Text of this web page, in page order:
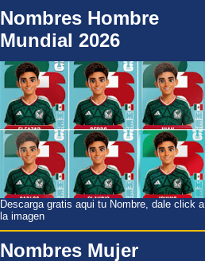
Nombres Hombre
Mundial 2026
Descarga gratis aqui tu Nombre, dale click a
la imagen
Nombres Mujer